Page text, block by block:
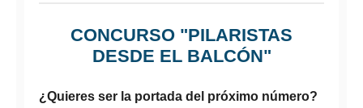
CONCURSO "PILARISTAS
DESDE EL BALCÓN"
¿Quieres ser la portada del próximo número?